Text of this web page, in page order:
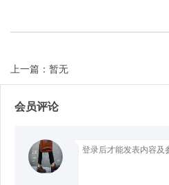
上一篇：暂无
会员评论